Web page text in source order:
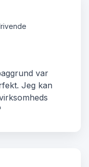
var
Jeg kan